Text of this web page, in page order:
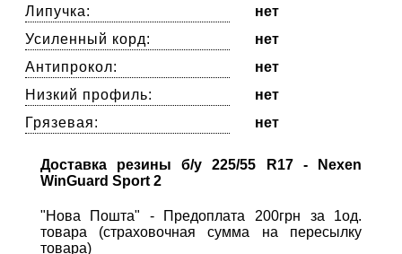
Липучка:
нет
Усиленный корд:
нет
Антипрокол:
нет
Низкий профиль:
нет
Грязевая:
нет
Доставка резины б/у 225/55 R17 - Nexen
WinGuard Sport 2
"Нова Пошта" - Предоплата 200грн за 1од.
товара (страховочная сумма на пересылку
товара)